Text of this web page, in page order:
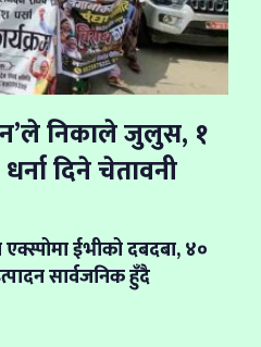
निकाले जुलुस, १
दिने चेतावनी
एक्स्पोमा ईभीको दबदबा, ४०
सार्वजनिक हुँदै